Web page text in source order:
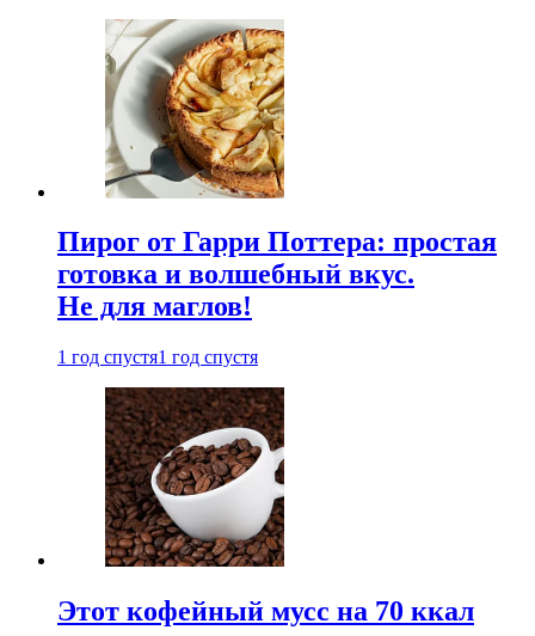
Пирог от Гарри Поттера: простая
готовка и волшебный вкус.
Не для маглов!
1 год спустя1 год спустя
Этот кофейный мусс на 70 ккал